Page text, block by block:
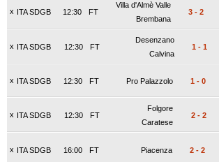
x ITA SDGB FT
12:30
Villa d'Almè Valle
Brembana
3 - 2
x ITA SDGB FT
12:30
Desenzano
Calvina
1 - 1
x ITA SDGB FT
12:30 Pro Palazzolo 1 - 0
x ITA SDGB FT
12:30
Folgore
Caratese
2 - 2
x ITA SDGB FT
16:00 Piacenza 2 - 2